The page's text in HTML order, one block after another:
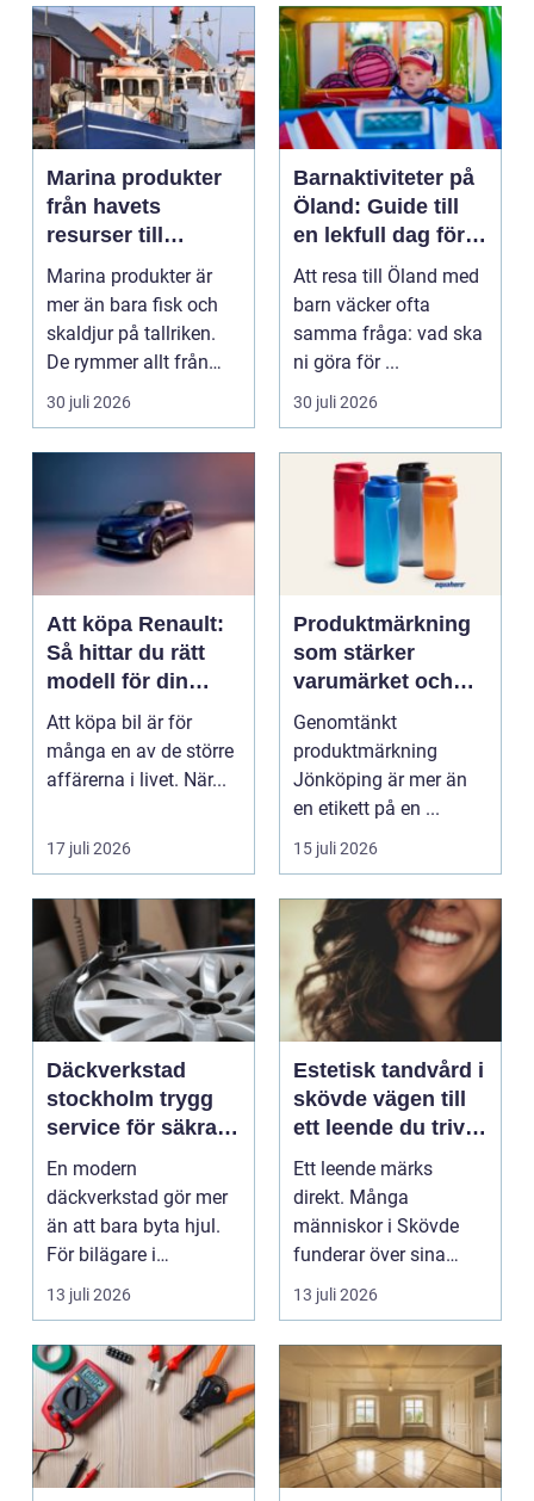
Marina produkter
från havets
resurser till
hållbara
upplevelser
Marina produkter är
mer än bara fisk och
skaldjur på tallriken.
De rymmer allt från
mat och hälsa ti...
30 juli 2026
Barnaktiviteter på
Öland: Guide till
en lekfull dag för
hela familjen
Att resa till Öland med
barn väcker ofta
samma fråga: vad ska
ni göra för ...
30 juli 2026
Att köpa Renault:
Så hittar du rätt
modell för din
vardag
Att köpa bil är för
många en av de större
affärerna i livet. När...
17 juli 2026
Produktmärkning
som stärker
varumärket och
förenklar vardagen
Genomtänkt
produktmärkning
Jönköping är mer än
en etikett på en ...
15 juli 2026
Däckverkstad
stockholm trygg
service för säkra
mil året runt
En modern
däckverkstad gör mer
än att bara byta hjul.
För bilägare i
Stockholm handlar
13 juli 2026
Estetisk tandvård i
skövde vägen till
ett leende du trivs
med
Ett leende märks
direkt. Många
människor i Skövde
funderar över sina
tänder, men skjuter
13 juli 2026